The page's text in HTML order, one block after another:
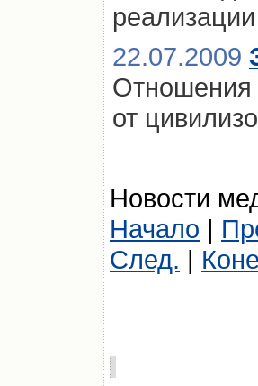
22.07.2009
Отношения
от
Новости
Начало |
След. |